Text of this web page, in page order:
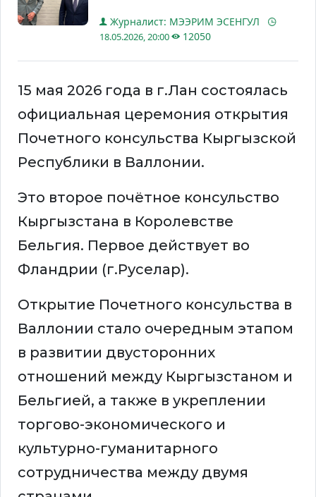
Журналист: МЭЭРИМ ЭСЕНГУЛ
18.05.2026, 20:00 12050
15 мая 2026 года в г.Лан состоялась
официальная церемония открытия
Почетного консульства Кыргызской
Республики в Валлонии.
Это второе почётное консульство
Кыргызстана в Королевстве
Бельгия. Первое действует во
Фландрии (г.Руселар).
Открытие Почетного консульства в
Валлонии стало очередным этапом
в развитии двусторонних
отношений между Кыргызстаном и
Бельгией, а также в укреплении
торгово-экономического и
культурно-гуманитарного
сотрудничества между двумя